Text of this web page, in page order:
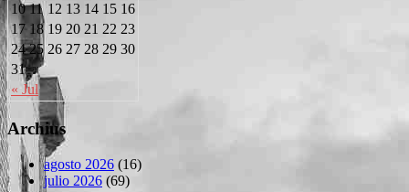
« Jul
10 11 12 13 14 15 16
17 18 19 20 21 22 23
24 25 26 27 28 29 30
31
Archius
agosto 2026 (16)
julio 2026 (69)